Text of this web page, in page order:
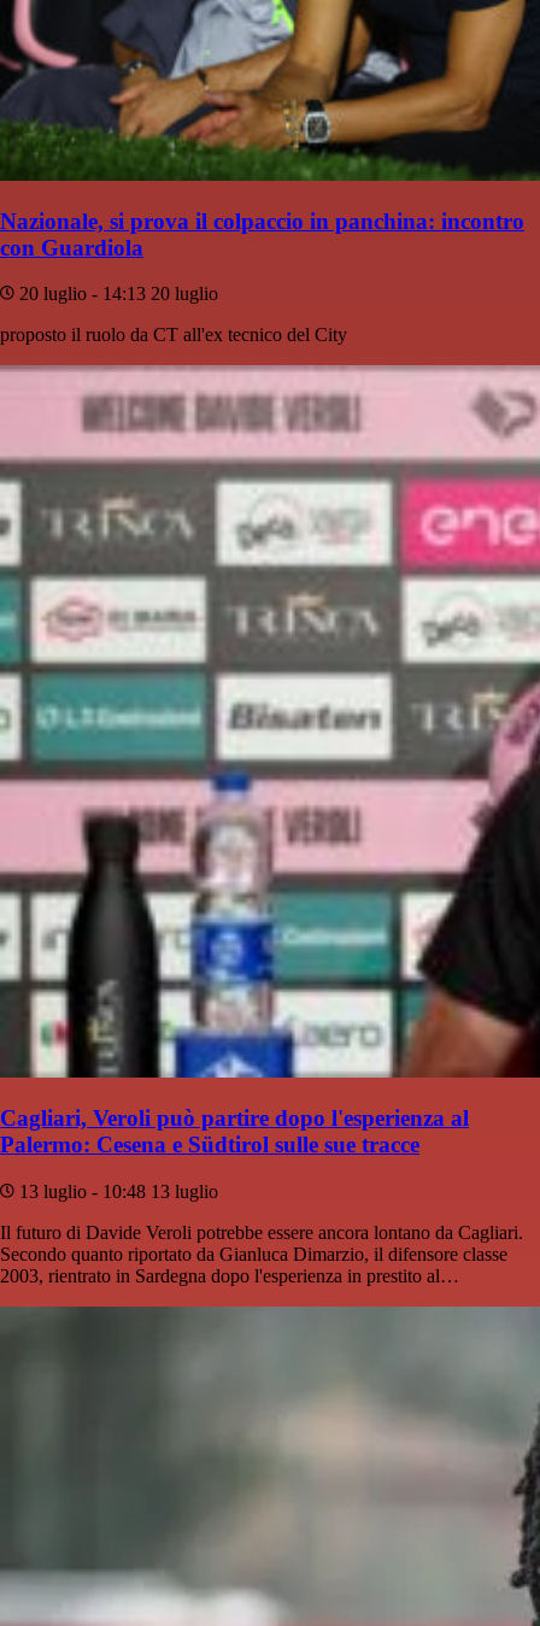
Nazionale, si prova il colpaccio in panchina: incontro
con Guardiola
20 luglio - 14:13 20 luglio
proposto il ruolo da CT all'ex tecnico del City
Cagliari, Veroli può partire dopo l'esperienza al
Palermo: Cesena e Südtirol sulle sue tracce
13 luglio - 10:48 13 luglio
Il futuro di Davide Veroli potrebbe essere ancora lontano da Cagliari.
Secondo quanto riportato da Gianluca Dimarzio, il difensore classe
2003, rientrato in Sardegna dopo l'esperienza in prestito al…